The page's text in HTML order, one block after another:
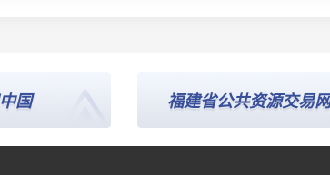
福建省公共资源交易网